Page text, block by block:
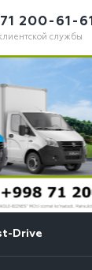
200-61-61
службы
Drive